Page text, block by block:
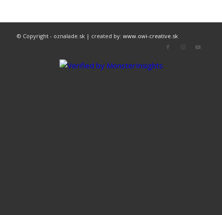
© Copyright - oznalade.sk | created by: www.owi-creative.sk